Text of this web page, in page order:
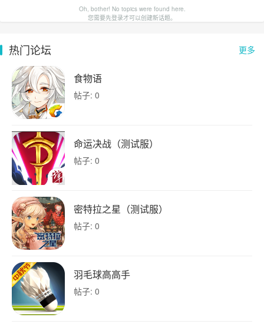
Oh, bother! No topics were found here.
您需要先登录才可以创建新话题。
更多
热门论坛
食物语
帖子: 0
命运决战（测试服）
帖子: 0
密特拉之星（测试服）
帖子: 0
羽毛球高高手
帖子: 0